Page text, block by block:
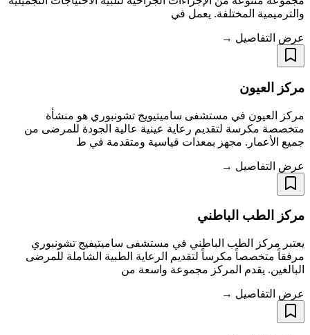
والترميمية المختلفة. يعمل في
عرض التفاصيل →
مركز العيون
مركز العيون في مستشفى ساميتيويج تشونبوري هو منشأة
متخصصة مكرسة لتقديم رعاية عينية عالية الجودة للمرضى من
جميع الأعمار. مجهز بمعدات قياسية ومتقدمة في ط
عرض التفاصيل →
مركز الطب الباطني
يعتبر مركز الطب الباطني في مستشفى ساميتيفيج تشونبوري
مرفقاً متخصصاً مكرساً لتقديم الرعاية الطبية الشاملة للمرضى
البالغين. يقدم المركز مجموعة واسعة من
عرض التفاصيل →